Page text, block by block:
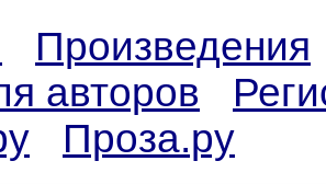
Произведения
авторов
Проза.ру